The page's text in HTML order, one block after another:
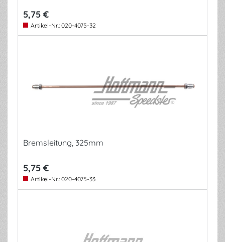
5,75 €
Artikel-Nr.: 020-4075-32
Bremsleitung, 325mm
5,75 €
Artikel-Nr.: 020-4075-33